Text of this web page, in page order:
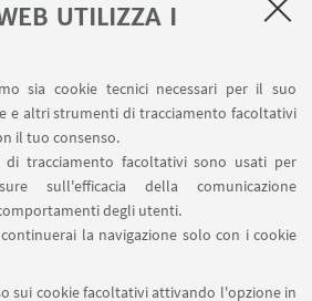
UTILIZZA I
sia cookie tecnici necessari per il suo
e altri strumenti di tracciamento facoltativi
il tuo consenso.
tracciamento facoltativi sono usati per
sull'efficacia della comunicazione
degli utenti.
la navigazione solo con i cookie
sui cookie facoltativi attivando l'opzione in
le nostre Segreterie